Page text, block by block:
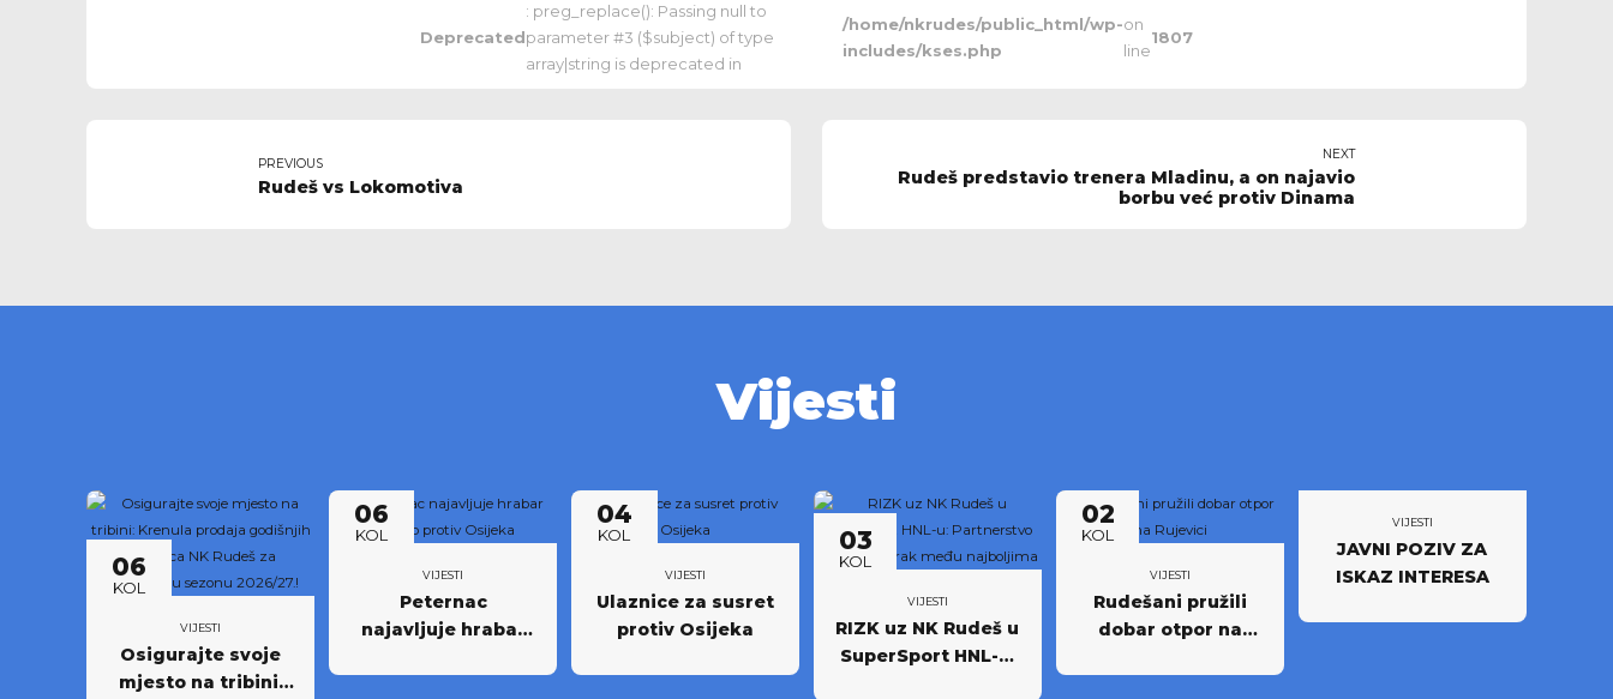
Deprecated
: preg_replace(): Passing null to
parameter #3 ($subject) of type
array|string is deprecated in
/home/nkrudes/public_html/wp-
includes/kses.php
on
line
1807
PREVIOUS
Rudeš vs Lokomotiva
NEXT
Rudeš predstavio trenera Mladinu, a on najavio
borbu već protiv Dinama
Vijesti
06
KOL
VIJESTI
Osigurajte svoje
mjesto na tribini:
06
KOL
VIJESTI
Peternac
najavljuje hrabar
04
KOL
VIJESTI
Ulaznice za susret
protiv Osijeka
03
KOL
VIJESTI
RIZK uz NK Rudeš u
SuperSport HNL-u:
02
KOL
VIJESTI
Rudešani pružili
dobar otpor na
VIJESTI
JAVNI POZIV ZA
ISKAZ INTERESA